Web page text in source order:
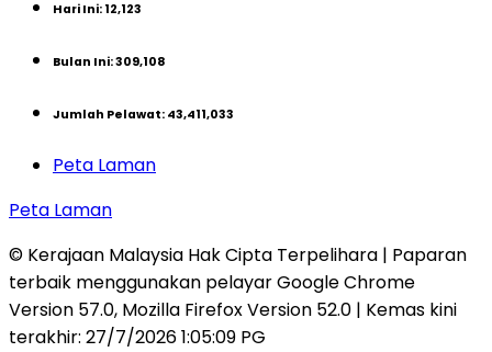
Hari Ini: 12,123
Bulan Ini:309,108
Jumlah Pelawat: 43,411,033
Peta Laman
Peta Laman
© Kerajaan Malaysia Hak Cipta Terpelihara | Paparan
terbaik menggunakan pelayar Google Chrome
Version 57.0, Mozilla Firefox Version 52.0 | Kemas kini
terakhir: 27/7/2026 1:05:09 PG